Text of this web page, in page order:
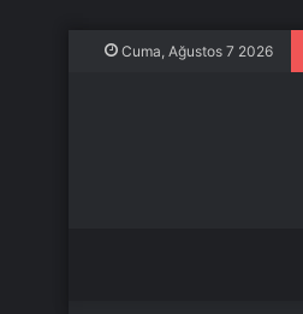
Cuma, Ağustos 7 2026